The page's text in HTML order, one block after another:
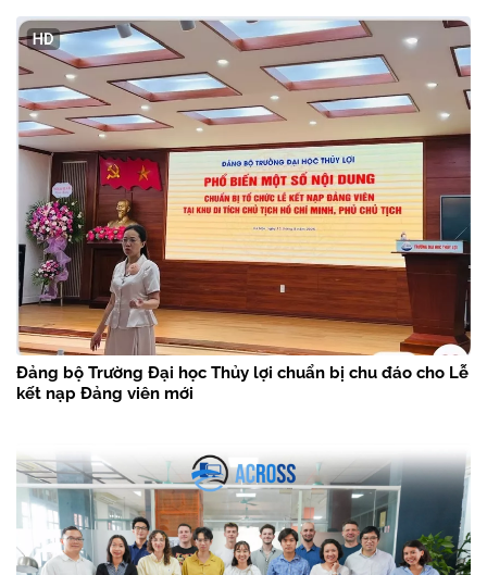
Đảng bộ Trường Đại học Thủy lợi chuẩn bị chu đáo cho Lễ
kết nạp Đảng viên mới